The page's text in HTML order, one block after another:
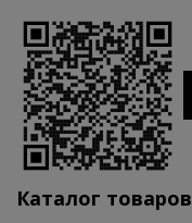
Каталог товаров